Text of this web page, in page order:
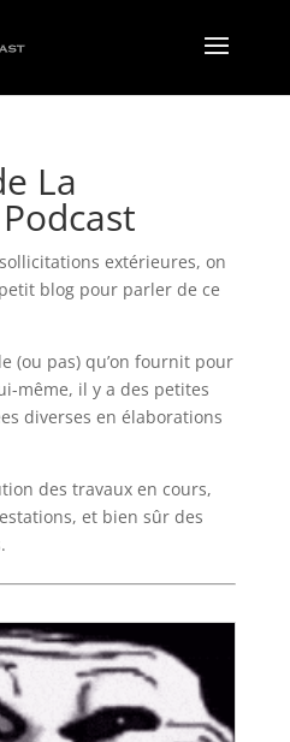
La
extérieures, on
blog pour parler de ce
(ou pas) qu’on fournit pour
même, il y a des petites
diverses en élaborations
des travaux en cours,
et bien sûr des